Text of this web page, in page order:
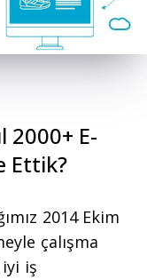
2000+ E-
Ettik?
2014 Ekim
çalışma
iyi iş